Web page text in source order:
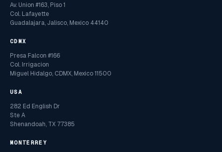
Av. Union #163, Piso 1
Col. Lafayette
Guadalajara, Jalisco, Mexico 44140
CDMX
Presa Falcon #166
Col. Irrigacion
Miguel Hidalgo, CDMX, Mexico 11500
USA
282 Ed English Dr
Ste A
Shenandoah, TX 77385
MONTERREY